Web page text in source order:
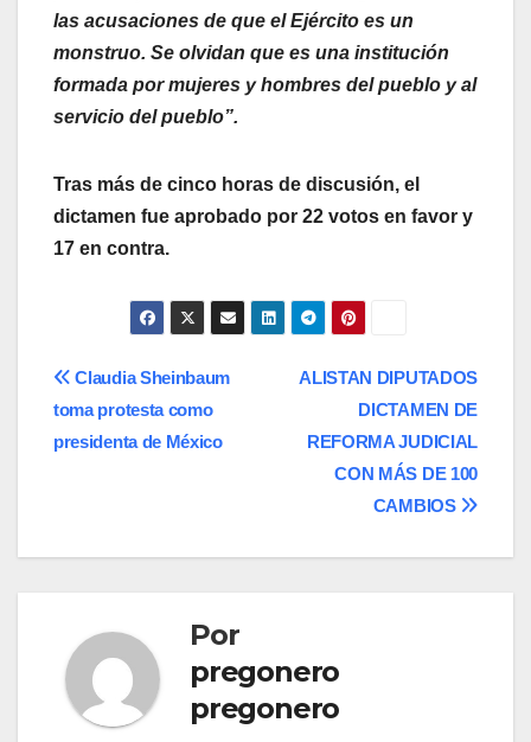
las acusaciones de que el Ejército es un
monstruo. Se olvidan que es una institución
formada por mujeres y hombres del pueblo y al
servicio del pueblo”.
Tras más de cinco horas de discusión, el
dictamen fue aprobado por 22 votos en favor y
17 en contra.
Navegación
de
ALISTAN DIPUTADOS
DICTAMEN DE
REFORMA JUDICIAL
CON MÁS DE 100
CAMBIOS
Claudia Sheinbaum
toma protesta como
presidenta de México
Por
pregonero
pregonero